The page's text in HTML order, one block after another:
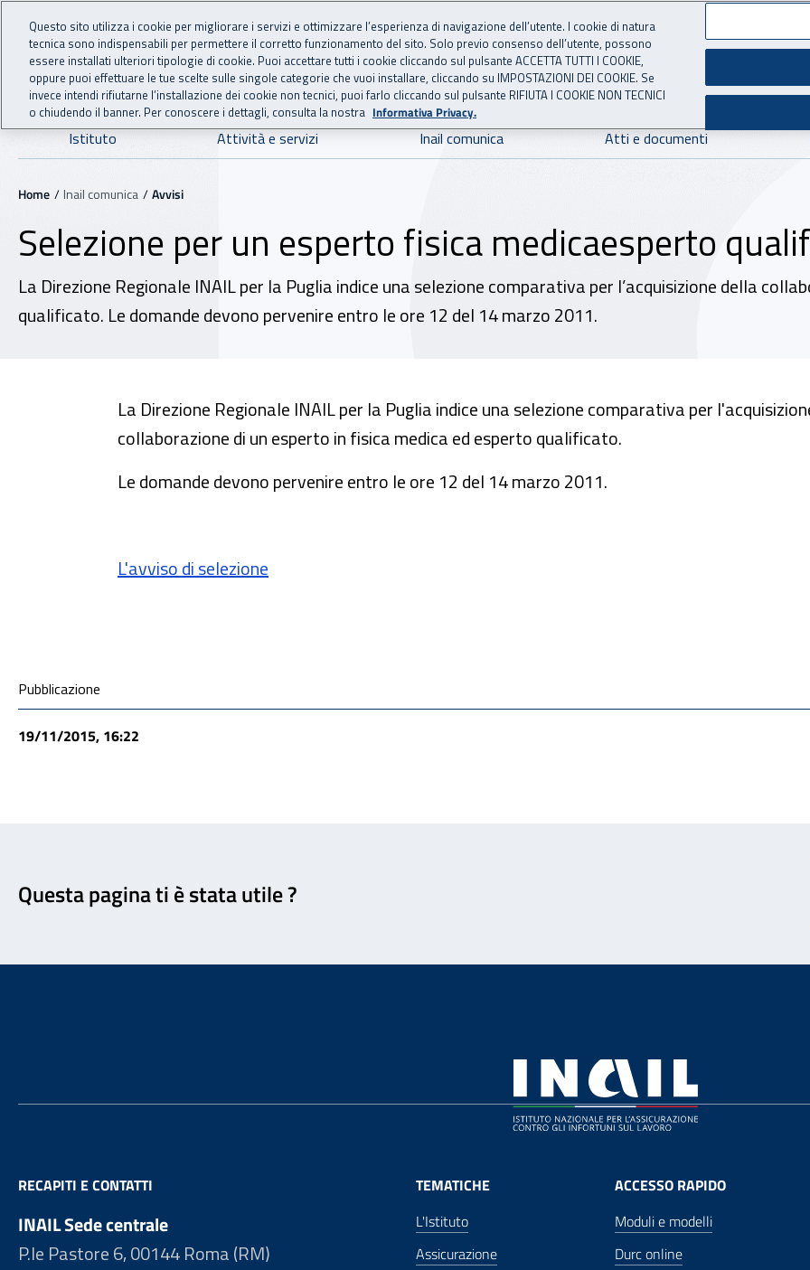
Vai al menu principale
Vai al contenuto principale
INAIL - Istituto Nazionale per l'Assicurazione
Navigazione principale
Istituto Attività e servizi Inail comunica Atti e documenti
Navigazione - Ti trovi in:
Home Inail comunica Avvisi
Selezione per un esperto fisica medicaesperto
La Direzione Regionale INAIL per la Puglia indice una selezione comparativa per l’acquisizione della
qualificato. Le domande devono pervenire entro le ore 12 del 14 marzo 2011.
La Direzione Regionale INAIL per la Puglia indice una selezione comparativa per
collaborazione di un esperto in fisica medica ed esperto qualificato.
Le domande devono pervenire entro le ore 12 del 14 marzo 2011.
L'avviso di selezione
Condivisione social
Pubblicazione
19/11/2015, 16:22
Questa pagina ti è stata utile ?
RECAPITI E CONTATTI
INAIL Sede centrale
P.le Pastore 6, 00144 Roma (RM)
TEMATICHE
L'Istituto
Assicurazione
ACCESSO RAPIDO
Moduli e modelli
Durc online
Questo sito utilizza i cookie per migliorare i servizi e ottimizzare l’esperienza di navigazione dell’utente. I cookie di natura
tecnica sono indispensabili per permettere il corretto funzionamento del sito. Solo previo consenso dell’utente, possono
essere installati ulteriori tipologie di cookie. Puoi accettare tutti i cookie cliccando sul pulsante ACCETTA TUTTI I COOKIE,
oppure puoi effettuare le tue scelte sulle singole categorie che vuoi installare, cliccando su IMPOSTAZIONI DEI COOKIE. Se
invece intendi rifiutarne l’installazione dei cookie non tecnici, puoi farlo cliccando sul pulsante RIFIUTA I COOKIE NON TECNICI
o chiudendo il banner. Per conoscere i dettagli, consulta la nostra Informativa Privacy.